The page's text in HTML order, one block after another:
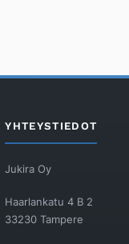
YHTEYSTIEDOT
Jukira Oy
Haarlankatu 4 B 2
33230 Tampere